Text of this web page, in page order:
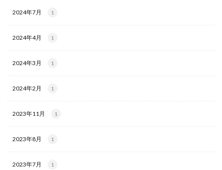
2024年7月 1
2024年4月 1
2024年3月 1
2024年2月 1
2023年11月 1
2023年8月 1
2023年7月 1